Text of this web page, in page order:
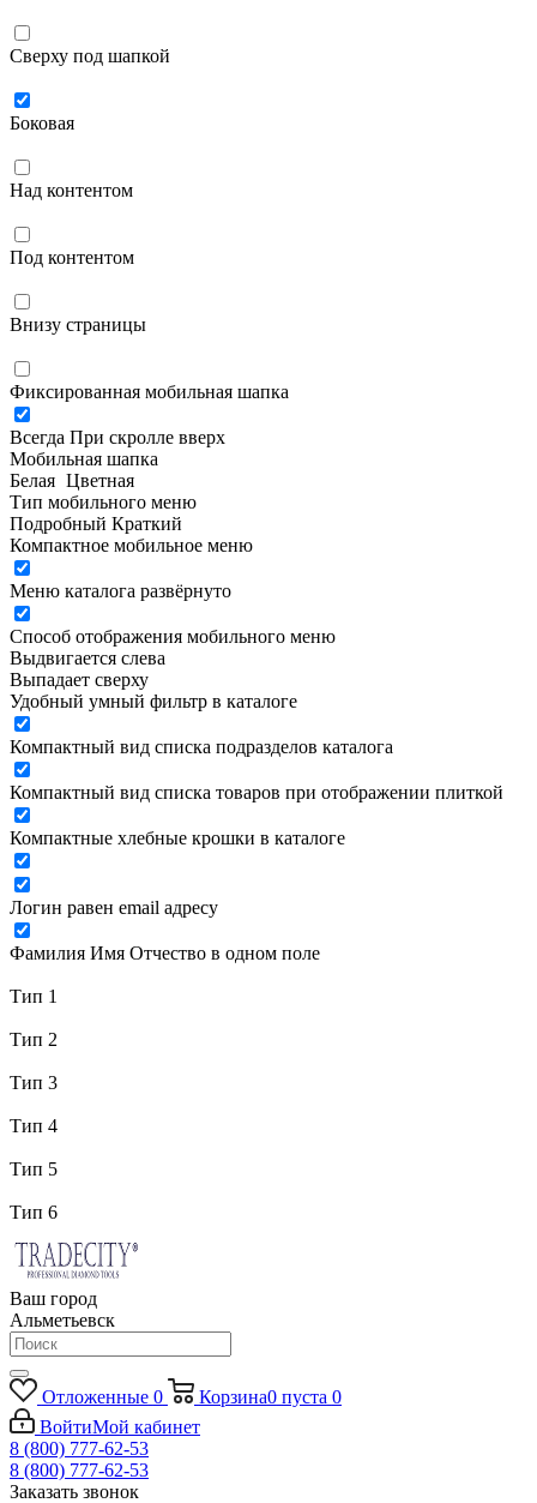
Сверху под шапкой
Боковая
Над контентом
Под контентом
Внизу страницы
Фиксированная мобильная шапка
Всегда При скролле вверх
Мобильная шапка
Белая Цветная
Тип мобильного меню
Подробный Краткий
Компактное мобильное меню
Меню каталога развёрнуто
Способ отображения мобильного меню
Выдвигается слева
Выпадает сверху
Удобный умный фильтр в каталоге
Компактный вид списка подразделов каталога
Компактный вид списка товаров при отображении плиткой
Компактные хлебные крошки в каталоге
Логин равен email адресу
Фамилия Имя Отчество в одном поле
Тип 1
Тип 2
Тип 3
Тип 4
Тип 5
Тип 6
Ваш город
Альметьевск
Отложенные 0 Корзина0 пуста 0
ВойтиМой кабинет
8 (800) 777-62-53
8 (800) 777-62-53
Заказать звонок